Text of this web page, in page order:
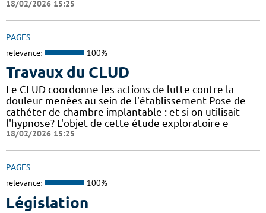
18/02/2026 15:25
PAGES
relevance: 100%
Travaux du CLUD
Le CLUD coordonne les actions de lutte contre la
douleur menées au sein de l'établissement Pose de
cathéter de chambre implantable : et si on utilisait
l'hypnose? L'objet de cette étude exploratoire e
18/02/2026 15:25
PAGES
relevance: 100%
Législation